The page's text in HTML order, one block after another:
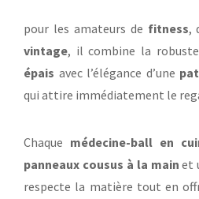
pour les amateurs de fitness,
vintage, il combine la
épais avec l’élégance d’une
qui attire immédiatement le
Chaque médecine-ball en
panneaux cousus à la main et
respecte la matière tout en